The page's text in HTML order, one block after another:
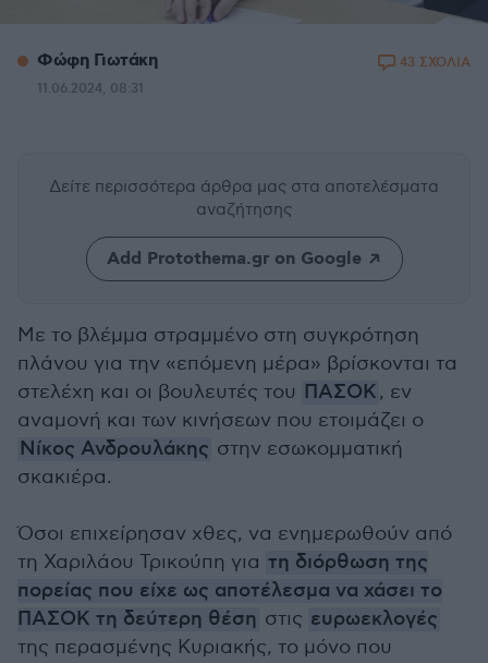
Φώφη Γιωτάκη
11.06.2024, 08:31
43 ΣΧΟΛΙΑ
Δείτε περισσότερα άρθρα μας στα αποτελέσματα
αναζήτησης
Add Protothema.gr on Google
Με το βλέμμα στραμμένο στη συγκρότηση
πλάνου για την «επόμενη μέρα» βρίσκονται τα
στελέχη και οι βουλευτές του ΠΑΣΟΚ, εν
αναμονή και των κινήσεων που ετοιμάζει ο
Νίκος Ανδρουλάκης στην εσωκομματική
σκακιέρα.
Όσοι επιχείρησαν χθες, να ενημερωθούν από
τη Χαριλάου Τρικούπη για τη διόρθωση της
πορείας που είχε ως αποτέλεσμα να χάσει το
ΠΑΣΟΚ τη δεύτερη θέση στις ευρωεκλογές
της περασμένης Κυριακής, το μόνο που